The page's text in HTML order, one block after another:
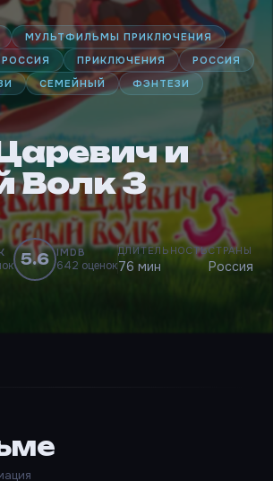
МУЛЬТФИЛЬМЫ ПРИКЛЮЧЕНИЯ
ПРИКЛЮЧЕНИЯ
РОССИЯ
СЕМЕЙНЫЙ
ФЭНТЕЗИ
и
Волк 3
5.6 IMDB
642 оценок
ДЛИТЕЛЬНОСТЬ
76 мин
СТРАНЫ
Россия